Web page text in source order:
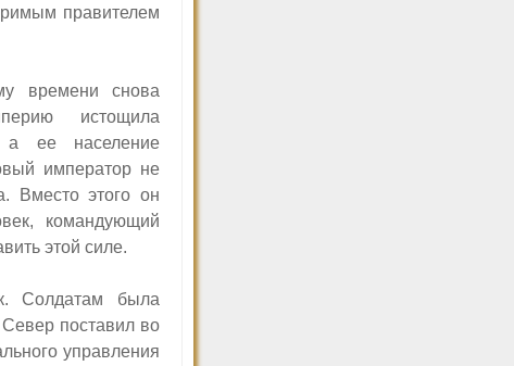
правителем
времени снова
истощила
а ее население
император не
Вместо этого он
командующий
этой силе.
Солдатам была
поставил во
управления